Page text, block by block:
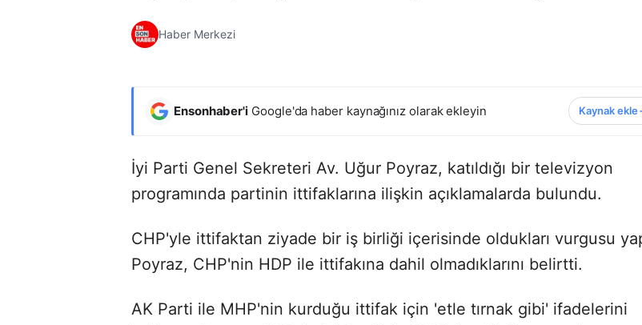
Haber Merkezi
Ensonhaber'i Google'da haber kaynağınız olarak ekleyin Kaynak ekle
İyi Parti Genel Sekreteri Av. Uğur Poyraz, katıldığı bir televizyon
programında partinin ittifaklarına ilişkin açıklamalarda bulundu.
CHP'yle ittifaktan ziyade bir iş birliği içerisinde oldukları vurgusu
Poyraz, CHP'nin HDP ile ittifakına dahil olmadıklarını belirtti.
AK Parti ile MHP'nin kurduğu ittifak için 'etle tırnak gibi' ifadelerini